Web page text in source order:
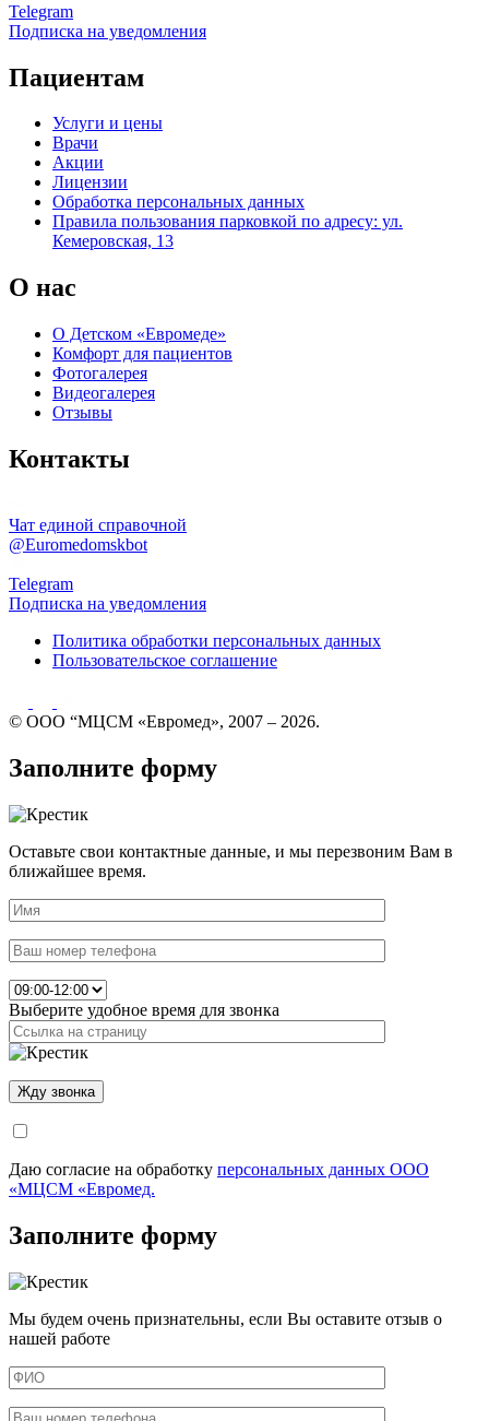
Telegram
Подписка на уведомления
Пациентам
Услуги и цены
Врачи
Акции
Лицензии
Обработка персональных данных
Правила пользования парковкой по адресу: ул.
Кемеровская, 13
О нас
О Детском «Евромеде»
Комфорт для пациентов
Фотогалерея
Видеогалерея
Отзывы
Контакты
Чат единой справочной
@Euromedomskbot
Telegram
Подписка на уведомления
Политика обработки персональных данных
Пользовательское соглашение
© ООО “МЦСМ «Евромед», 2007 – 2026.
Заполните форму
Оставьте свои контактные данные, и мы перезвоним Вам в
ближайшее время.
Выберите удобное время для звонка
Даю согласие на обработку персональных данных ООО
«МЦСМ «Евромед.
Заполните форму
Мы будем очень признательны, если Вы оставите отзыв о
нашей работе